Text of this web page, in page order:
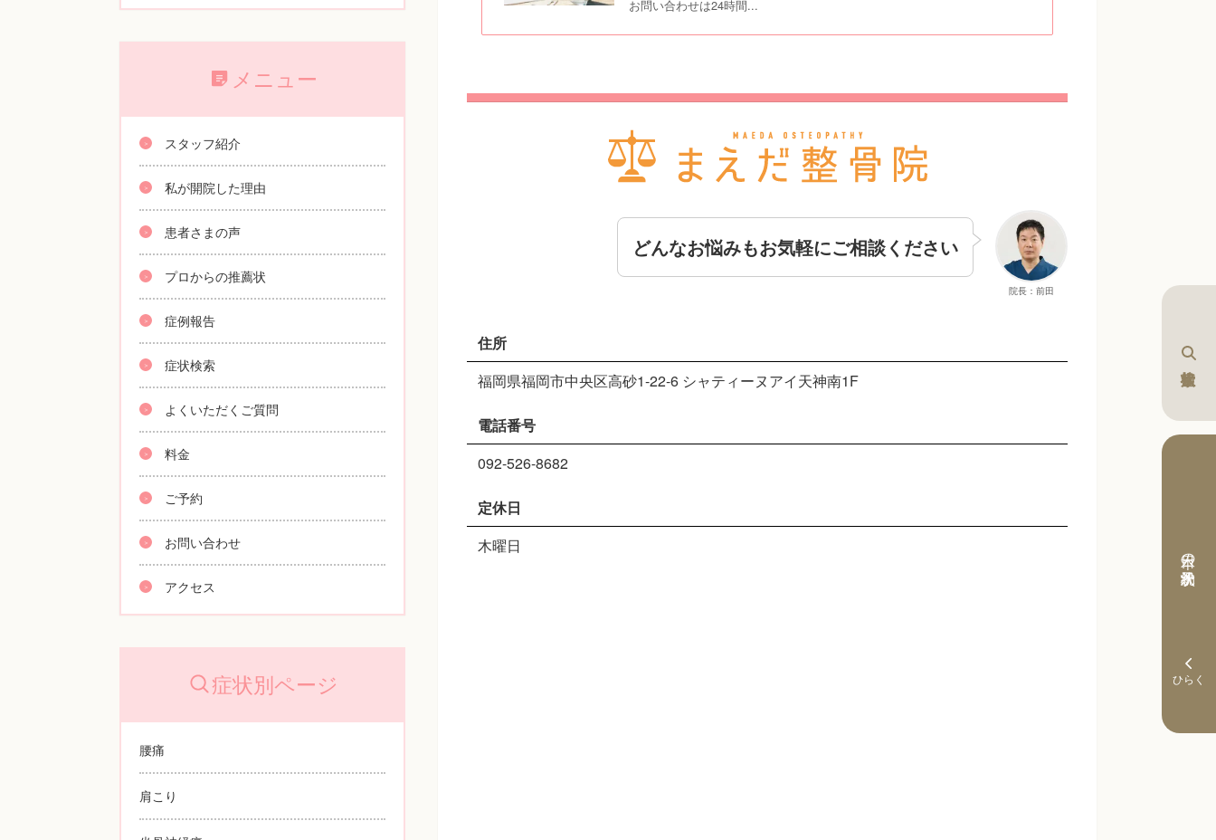
お問い合わせは24時間...
院長：前田
どんなお悩みもお気軽にご相談ください
住所
福岡県福岡市中央区高砂1-22-6 シャティーヌアイ天神南1F
電話番号
092-526-8682
定休日
木曜日
メニュー
スタッフ紹介
私が開院した理由
患者さまの声
プロからの推薦状
症例報告
症状検索
よくいただくご質問
料金
ご予約
お問い合わせ
アクセス
症状別ページ
腰痛
肩こり
本日の予約状況